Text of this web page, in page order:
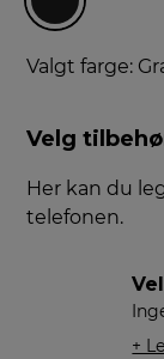
Valgt farge:
Velg
Her kan du
telefonen.
+